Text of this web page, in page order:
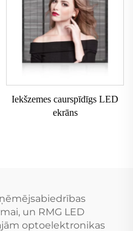
Iekšzemes caurspīdīgs LED
ekrāns
un RMG LED
optoelektronikas